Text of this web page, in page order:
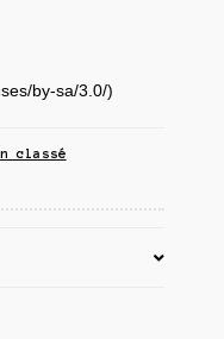
by-sa/3.0/)
classé